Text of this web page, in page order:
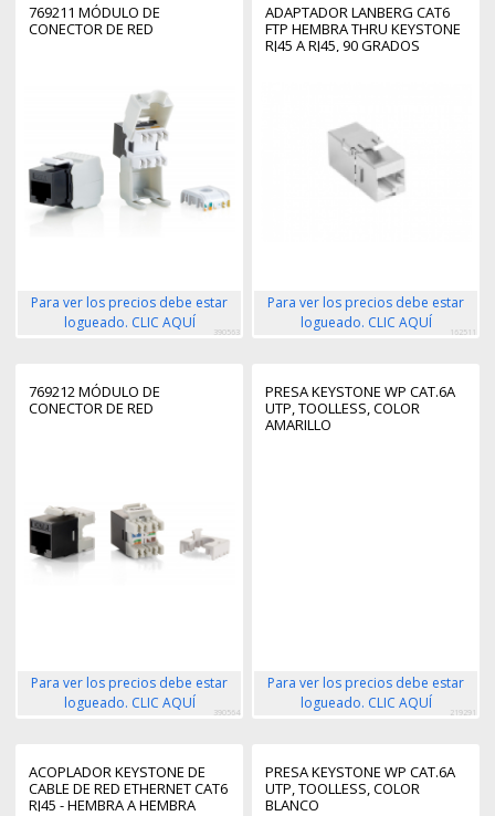
769211 MÓDULO DE
CONECTOR DE RED
Para ver los precios debe estar
logueado. CLIC AQUÍ
390563
ADAPTADOR LANBERG CAT6
FTP HEMBRA THRU KEYSTONE
RJ45 A RJ45, 90 GRADOS
Para ver los precios debe estar
logueado. CLIC AQUÍ
162511
769212 MÓDULO DE
CONECTOR DE RED
Para ver los precios debe estar
logueado. CLIC AQUÍ
390564
PRESA KEYSTONE WP CAT.6A
UTP, TOOLLESS, COLOR
AMARILLO
Para ver los precios debe estar
logueado. CLIC AQUÍ
219291
ACOPLADOR KEYSTONE DE
CABLE DE RED ETHERNET CAT6
RJ45 - HEMBRA A HEMBRA
PRESA KEYSTONE WP CAT.6A
UTP, TOOLLESS, COLOR
BLANCO